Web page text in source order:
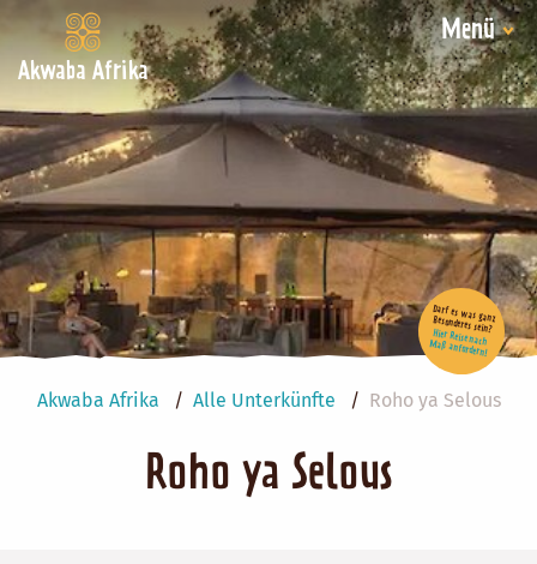
Akwaba Afrika
Menü
Akwaba Afrika Alle Unterkünfte Roho ya Selous
Roho ya Selous
Darf es was ganz Besonderes sein?
Hier Reise nach Maß anfordern!